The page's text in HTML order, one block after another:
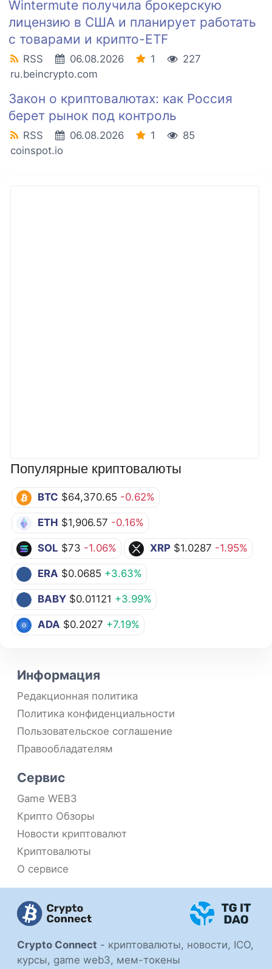
Популярные криптовалюты
BTC $64,370.65 -0.62%
ETH $1,906.57 -0.16%
SOL $73 -1.06% XRP $1.0287 -1.95%
ERA $0.0685 +3.63%
BABY $0.01121 +3.99%
ADA $0.2027 +7.19%
Wintermute получила брокерскую
лицензию в США и планирует работать
с товарами и крипто-ETF
RSS 06.08.2026 1
227
ru.beincrypto.com
Закон о криптовалютах: как Россия
берет рынок под контроль
RSS 06.08.2026 1
85
coinspot.io
Crypto Connect - криптовалюты, новости, ICO,
курсы, game web3, мем-токены
Информация
Редакционная политика
Политика конфиденциальности
Пользовательское соглашение
Правообладателям
Сервис
Game WEB3
Крипто Обзоры
Новости криптовалют
Криптовалюты
О сервисе